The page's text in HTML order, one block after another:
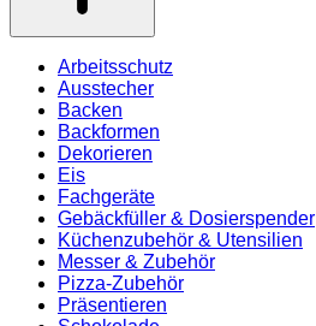
Arbeitsschutz
Ausstecher
Backen
Backformen
Dekorieren
Eis
Fachgeräte
Gebäckfüller & Dosierspender
Küchenzubehör & Utensilien
Messer & Zubehör
Pizza-Zubehör
Präsentieren